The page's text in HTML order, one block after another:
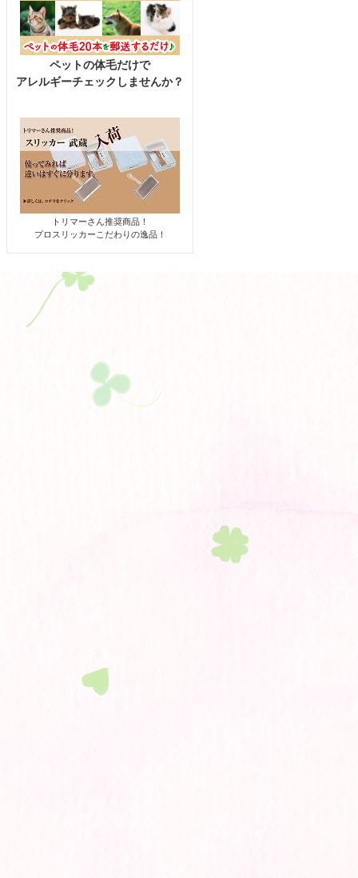
ペットの体毛だけで
アレルギーチェックしませんか？
トリマーさん推奨商品！
プロスリッカーこだわりの逸品！